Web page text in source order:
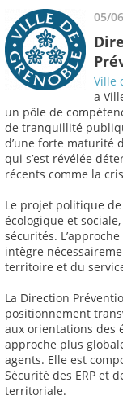
05/
Ville
a
un pôle de
de tranquillité
d’une forte maturité
qui s’est révélée
récents comme la
Le projet politique
écologique et
sécurités.
intègre
territoire et du
La Direction
positionnement
aux orientations des
approche plus
agents. Elle est
Sécurité des ERP et
territoriale.